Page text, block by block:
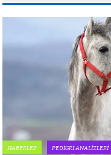
HABERLER PEDİGRİ ANALİZLERİ